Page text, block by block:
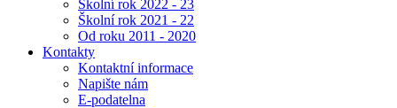
Školní rok 2022 - 23
Školní rok 2021 - 22
Od roku 2011 - 2020
Kontakty
Kontaktní informace
Napište nám
E-podatelna